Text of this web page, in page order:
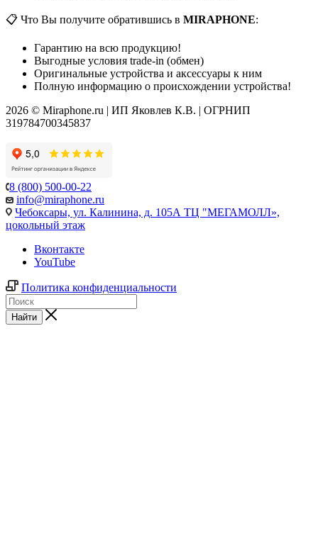
📋 Что Вы получите обратившись в MIRAPHONE:
Гарантию на всю продукцию!
Выгодные условия trade-in (обмен)
Оригинальные устройства и аксессуары к ним
Полную информацию о происхождении устройства!
2026 © Miraphone.ru | ИП Яковлев К.В. | ОГРНИП
319784700345837
8 (800) 500-00-22
info@miraphone.ru
Чебоксары, ул. Калинина, д. 105А ТЦ "МЕГАМОЛЛ»,
цокольный этаж
Вконтакте
YouTube
Политика конфиденциальности
Найти